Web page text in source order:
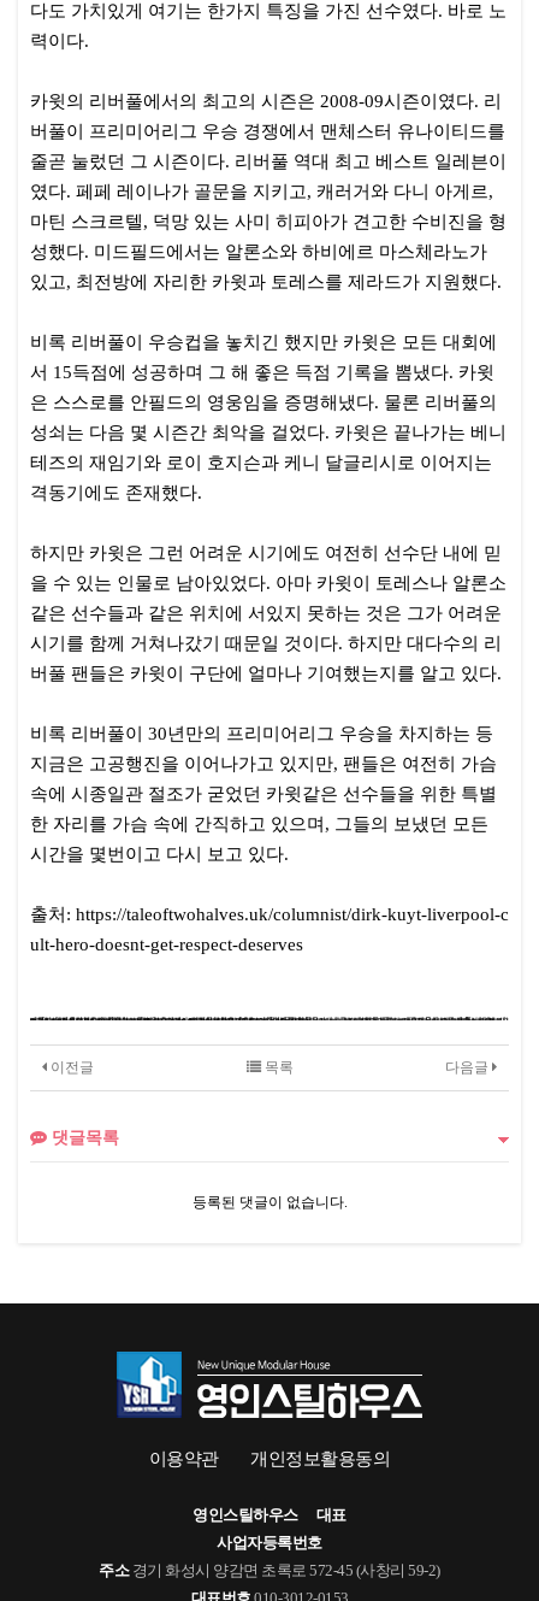
다도 가치있게 여기는 한가지 특징을 가진 선수였다. 바로 노
력이다.
카윗의 리버풀에서의 최고의 시즌은 2008-09시즌이였다. 리
버풀이 프리미어리그 우승 경쟁에서 맨체스터 유나이티드를
줄곧 눌렀던 그 시즌이다. 리버풀 역대 최고 베스트 일레븐이
였다. 페페 레이나가 골문을 지키고, 캐러거와 다니 아게르,
마틴 스크르텔, 덕망 있는 사미 히피아가 견고한 수비진을 형
성했다. 미드필드에서는 알론소와 하비에르 마스체라노가
있고, 최전방에 자리한 카윗과 토레스를 제라드가 지원했다.
비록 리버풀이 우승컵을 놓치긴 했지만 카윗은 모든 대회에
서 15득점에 성공하며 그 해 좋은 득점 기록을 뽐냈다. 카윗
은 스스로를 안필드의 영웅임을 증명해냈다. 물론 리버풀의
성쇠는 다음 몇 시즌간 최악을 걸었다. 카윗은 끝나가는 베니
테즈의 재임기와 로이 호지슨과 케니 달글리시로 이어지는
격동기에도 존재했다.
하지만 카윗은 그런 어려운 시기에도 여전히 선수단 내에 믿
을 수 있는 인물로 남아있었다. 아마 카윗이 토레스나 알론소
같은 선수들과 같은 위치에 서있지 못하는 것은 그가 어려운
시기를 함께 거쳐나갔기 때문일 것이다. 하지만 대다수의 리
버풀 팬들은 카윗이 구단에 얼마나 기여했는지를 알고 있다.
비록 리버풀이 30년만의 프리미어리그 우승을 차지하는 등
지금은 고공행진을 이어나가고 있지만, 팬들은 여전히 가슴
속에 시종일관 절조가 굳었던 카윗같은 선수들을 위한 특별
한 자리를 가슴 속에 간직하고 있으며, 그들의 보냈던 모든
시간을 몇번이고 다시 보고 있다.
출처: https://taleoftwohalves.uk/columnist/dirk-kuyt-liverpool-c
ult-hero-doesnt-get-respect-deserves
#수원만남# #대전번개# #채팅# #대화나누기# #실제만남사이트# #이혼모임# #진주산악회# #나나클럽# #20대미팅# #만나자# #유부톡# #폰섹# #
베트남여자# #장애인결혼정보회사# #외로울때# #데이트알바# #황혼재혼# #아줌마어플# #돌싱만남# #40대여행동호회# #재혼전문회사# #썸타는청춘# #
오빠톡# #완전무료채팅# #중년모임# #베트남펜팔# #소개팅남자코디# #조건만남하는법# #온라인친구# #헌팅하는방법# #성인용# #여수결혼# #
크리스챤소개팅# #재혼맞선# #채팅사이트무료# #수다방# #완전무료채팅사이트# #남친# #전화친구# #sm# #40대애인만들기# #무료만남사이트추천# #
유부녀애인# #쳇팅사이트# #채팅추천# #후불결혼정보# #미팅여행# #기혼만남# #군산동호회#
이전글 다음글
목록
댓글목록
등록된 댓글이 없습니다.
이용약관 개인정보활용동의
영인스틸하우스
대표
사업자등록번호
주소경기 화성시 양감면 초록로 572-45 (사창리 59-2)